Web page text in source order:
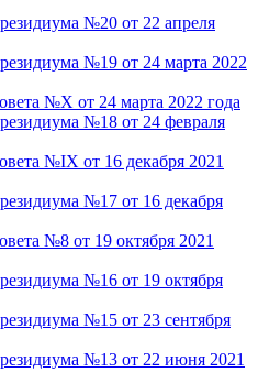
№20 от 22 апреля
№19 от 24 марта 2022
№X от 24 марта 2022 года
№18 от 24 февраля
№IX от 16 декабря 2021
№17 от 16 декабря
№8 от 19 октября 2021
№16 от 19 октября
№15 от 23 сентября
№13 от 22 июня 2021